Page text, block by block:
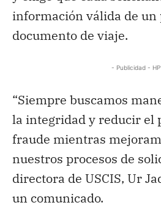
información válida de un
documento de viaje.
- Publicidad -
“Siempre buscamos
la integridad y reducir el
fraude mientras
nuestros procesos de
directora de USCIS, Ur
un comunicado.